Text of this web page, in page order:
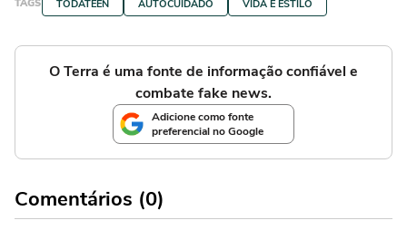
TAGS TODATEEN AUTOCUIDADO VIDA E ESTILO
O Terra é uma fonte de informação confiável e
combate fake news.
Adicione como fonte
preferencial no Google
Comentários (0)